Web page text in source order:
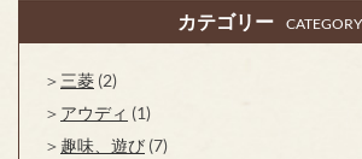
カテゴリー CATEGORY
三菱 (2)
アウディ (1)
趣味、遊び (7)